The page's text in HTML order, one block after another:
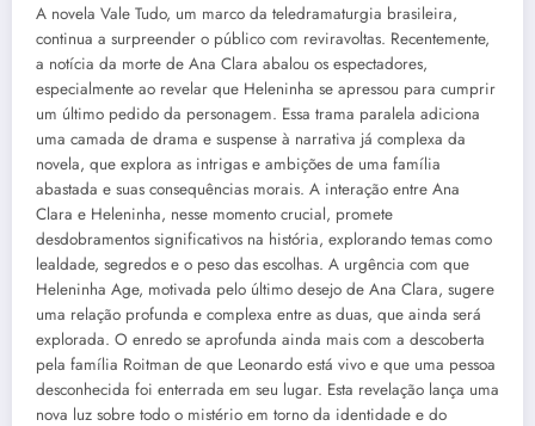
A novela Vale Tudo, um marco da teledramaturgia brasileira,
continua a surpreender o público com reviravoltas. Recentemente,
a notícia da morte de Ana Clara abalou os espectadores,
especialmente ao revelar que Heleninha se apressou para cumprir
um último pedido da personagem. Essa trama paralela adiciona
uma camada de drama e suspense à narrativa já complexa da
novela, que explora as intrigas e ambições de uma família
abastada e suas consequências morais. A interação entre Ana
Clara e Heleninha, nesse momento crucial, promete
desdobramentos significativos na história, explorando temas como
lealdade, segredos e o peso das escolhas. A urgência com que
Heleninha Age, motivada pelo último desejo de Ana Clara, sugere
uma relação profunda e complexa entre as duas, que ainda será
explorada. O enredo se aprofunda ainda mais com a descoberta
pela família Roitman de que Leonardo está vivo e que uma pessoa
desconhecida foi enterrada em seu lugar. Esta revelação lança uma
nova luz sobre todo o mistério em torno da identidade e do